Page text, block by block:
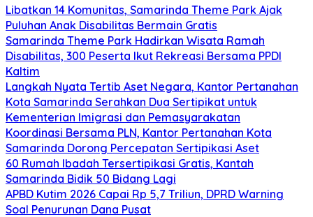
Libatkan 14 Komunitas, Samarinda Theme Park Ajak
Puluhan Anak Disabilitas Bermain Gratis
Samarinda Theme Park Hadirkan Wisata Ramah
Disabilitas, 300 Peserta Ikut Rekreasi Bersama PPDI
Kaltim
Langkah Nyata Tertib Aset Negara, Kantor Pertanahan
Kota Samarinda Serahkan Dua Sertipikat untuk
Kementerian Imigrasi dan Pemasyarakatan
Koordinasi Bersama PLN, Kantor Pertanahan Kota
Samarinda Dorong Percepatan Sertipikasi Aset
60 Rumah Ibadah Tersertipikasi Gratis, Kantah
Samarinda Bidik 50 Bidang Lagi
APBD Kutim 2026 Capai Rp 5,7 Triliun, DPRD Warning
Soal Penurunan Dana Pusat